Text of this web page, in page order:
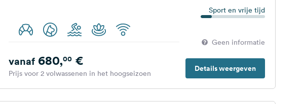
Sport en vrije tijd
Geen informatie
Details weergeven
vanaf680,00€
Prijs voor 2 volwassenen in het hoogseizoen